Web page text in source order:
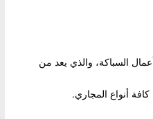
السباكة، والذي يعد من
أنواع المجاري.